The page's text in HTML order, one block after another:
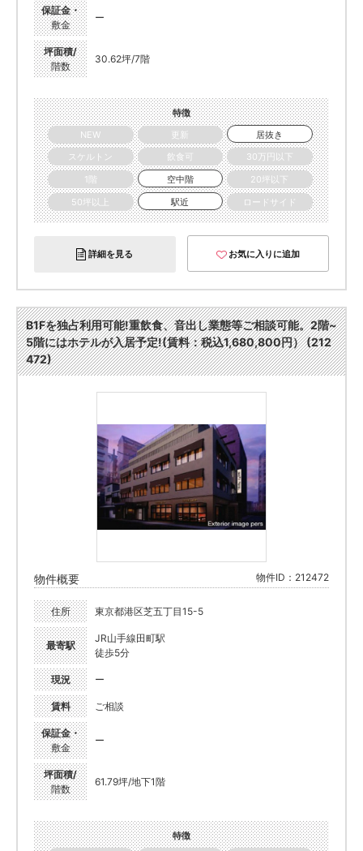
保証金・
敷金
ー
坪面積/
階数
30.62坪/7階
特徴
NEW
更新
居抜き
スケルトン
飲食可
30万円以下
1階
空中階
20坪以下
50坪以上
駅近 ロードサイド
詳細を見る お気に入りに追加
B1Fを独占利用可能!重飲食、音出し業態等ご相談可能。2階~
5階にはホテルが入居予定!(賃料：税込1,680,800円） (212
472)
物件概要 物件ID：212472
住所 東京都港区芝五丁目15-5
最寄駅
JR山手線田町駅
徒歩5分
現況 ー
賃料 ご相談
保証金・
敷金
ー
坪面積/
階数
61.79坪/地下1階
特徴